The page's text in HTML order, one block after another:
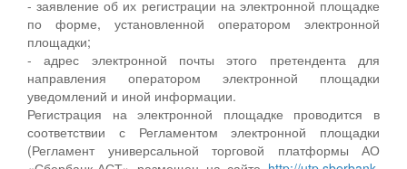
- заявление об их регистрации на электронной площадке
по форме, установленной оператором электронной
площадки;
- адрес электронной почты этого претендента для
направления оператором электронной площадки
уведомлений и иной информации.
Регистрация на электронной площадке проводится в
соответствии с Регламентом электронной площадки
(Регламент универсальной торговой платформы АО